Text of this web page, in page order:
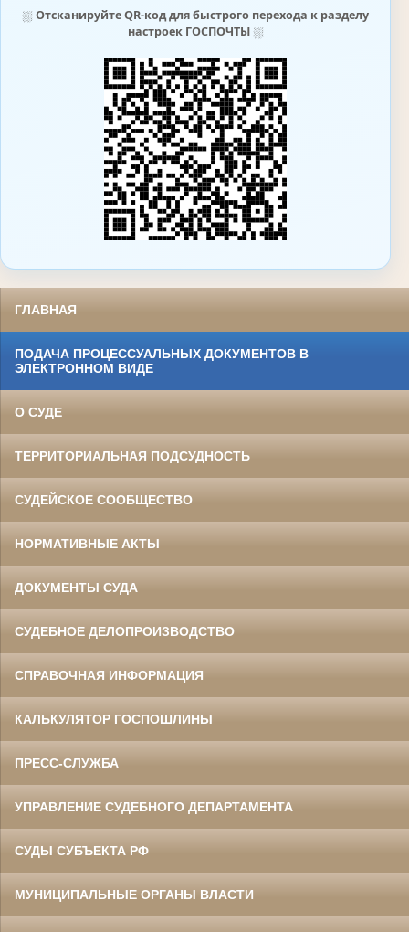
⛆ Отсканируйте QR-код для быстрого перехода к разделу
настроек ГОСПОЧТЫ⛆
ГЛАВНАЯ
ПОДАЧА ПРОЦЕССУАЛЬНЫХ ДОКУМЕНТОВ В
ЭЛЕКТРОННОМ ВИДЕ
О СУДЕ
ТЕРРИТОРИАЛЬНАЯ ПОДСУДНОСТЬ
СУДЕЙСКОЕ СООБЩЕСТВО
НОРМАТИВНЫЕ АКТЫ
ДОКУМЕНТЫ СУДА
СУДЕБНОЕ ДЕЛОПРОИЗВОДСТВО
СПРАВОЧНАЯ ИНФОРМАЦИЯ
КАЛЬКУЛЯТОР ГОСПОШЛИНЫ
ПРЕСС-СЛУЖБА
УПРАВЛЕНИЕ СУДЕБНОГО ДЕПАРТАМЕНТА
СУДЫ СУБЪЕКТА РФ
МУНИЦИПАЛЬНЫЕ ОРГАНЫ ВЛАСТИ